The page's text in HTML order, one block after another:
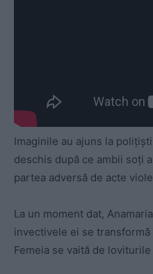
Imaginile au ajuns la
deschis după ce ambii soți
partea adversă de acte
La un moment dat,
invectivele ei se
Femeia se vaită de